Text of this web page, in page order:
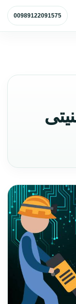
00989122091575